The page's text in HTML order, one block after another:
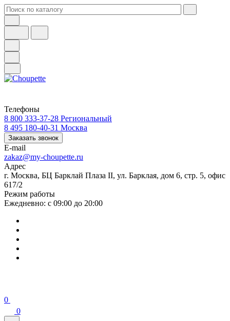
Телефоны
8 800 333-37-28 Региональный
8 495 180-40-31 Москва
Заказать звонок
E-mail
zakaz@my-choupette.ru
Адрес
г. Москва, БЦ Барклай Плаза II, ул. Барклая, дом 6, стр. 5, офис
617/2
Режим работы
Ежедневно: с 09:00 до 20:00
0
0